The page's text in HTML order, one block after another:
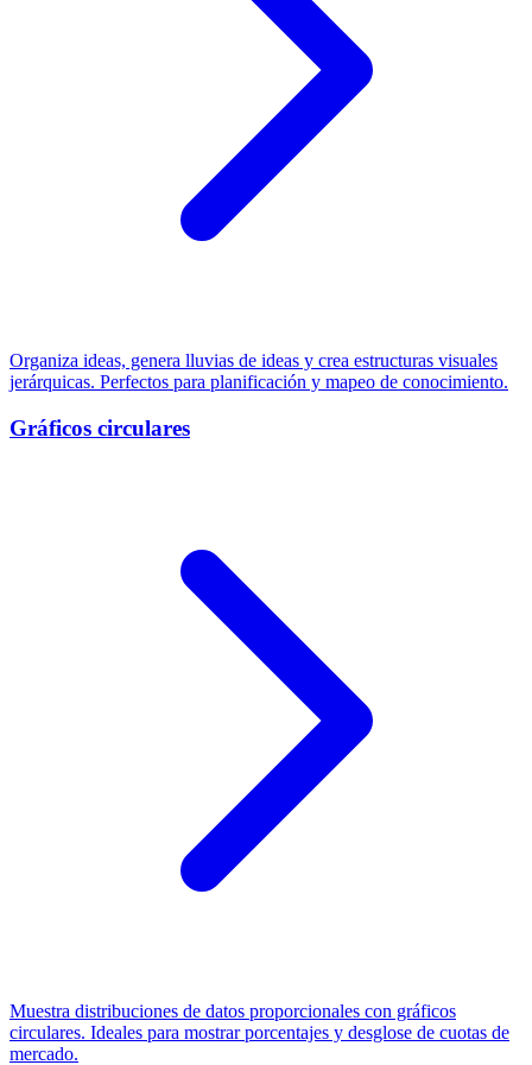
Organiza ideas, genera lluvias de ideas y crea estructuras visuales
jerárquicas. Perfectos para planificación y mapeo de conocimiento.
Gráficos circulares
Muestra distribuciones de datos proporcionales con gráficos
circulares. Ideales para mostrar porcentajes y desglose de cuotas de
mercado.